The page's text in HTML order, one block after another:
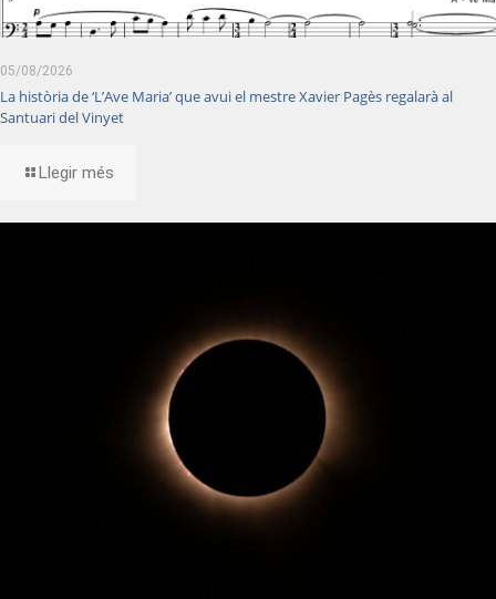
05/08/2026
La història de ‘L’Ave Maria’ que avui el mestre Xavier Pagès regalarà al
Santuari del Vinyet
Llegir més